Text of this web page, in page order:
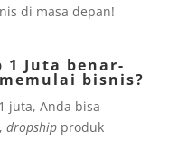
di masa depan!
1 Juta benar-
bisnis?
juta, Anda bisa
dropshipproduk